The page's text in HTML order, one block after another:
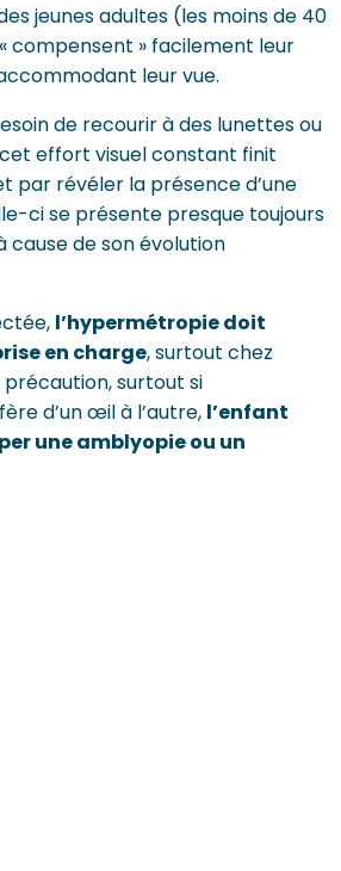
jeunes adultes (les moins de 40
compensent » facilement leur
leur vue.
de recourir à des lunettes ou
effort visuel constant finit
par révéler la présence d’une
ci se présente presque toujours
cause de son évolution
l’hypermétropie doit
en charge, surtout chez
surtout si
d’un œil à l’autre, l’enfant
une amblyopie ou un